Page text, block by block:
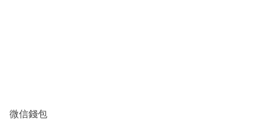
微信錢包